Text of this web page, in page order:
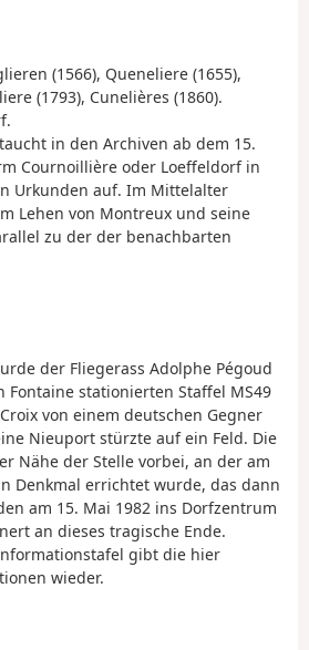
(1566), Queneliere (1655),
(1793), Cunelières (1860).
in den Archiven ab dem 15.
Cournoillière oder Loeffeldorf in
Urkunden auf. Im Mittelalter
Lehen von Montreux und seine
zu der der benachbarten
der Fliegerass Adolphe Pégoud
Fontaine stationierten Staffel MS49
von einem deutschen Gegner
Nieuport stürzte auf ein Feld. Die
Nähe der Stelle vorbei, an der am
Denkmal errichtet wurde, das dann
am 15. Mai 1982 ins Dorfzentrum
an dieses tragische Ende.
gibt die hier
wieder.